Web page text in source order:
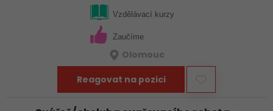
řešení a práce přímo ve…Vzdělávací kurzy
Zaučíme
Olomouc
Reagovat na pozici